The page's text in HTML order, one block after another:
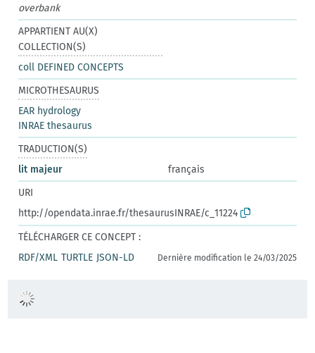
overbank
APPARTIENT AU(X)
COLLECTION(S)
coll DEFINED CONCEPTS
MICROTHESAURUS
EAR hydrology
INRAE thesaurus
TRADUCTION(S)
lit majeur
français
URI
http://opendata.inrae.fr/thesaurusINRAE/c_11224
TÉLÉCHARGER CE CONCEPT :
RDF/XML TURTLE JSON-LD Dernière modification le 24/03/2025